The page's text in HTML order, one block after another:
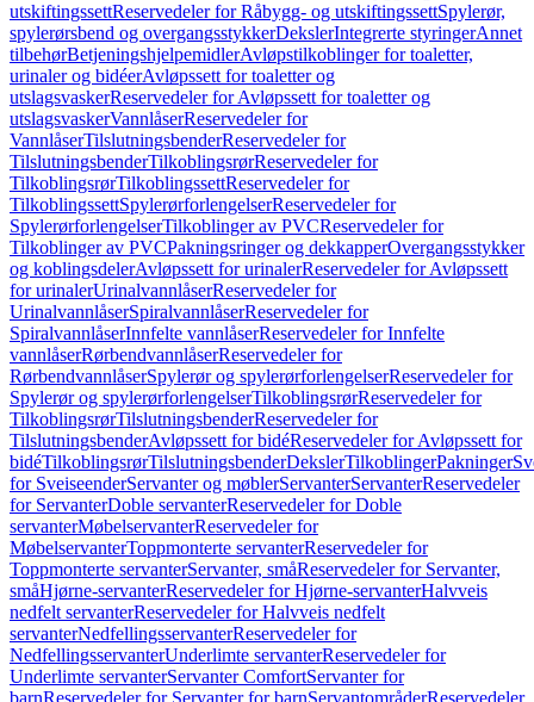
utskiftingssettReservedeler for Råbygg- og utskiftingssettSpylerør,
spylerørsbend og overgangsstykkerDekslerIntegrerte styringerAnnet
tilbehørBetjeningshjelpemidlerAvløpstilkoblinger for toaletter,
urinaler og bidéerAvløpssett for toaletter og
utslagsvaskerReservedeler for Avløpssett for toaletter og
utslagsvaskerVannlåserReservedeler for
VannlåserTilslutningsbenderReservedeler for
TilslutningsbenderTilkoblingsrørReservedeler for
TilkoblingsrørTilkoblingssettReservedeler for
TilkoblingssettSpylerørforlengelserReservedeler for
SpylerørforlengelserTilkoblinger av PVCReservedeler for
Tilkoblinger av PVCPakningsringer og dekkapperOvergangsstykker
og koblingsdelerAvløpssett for urinalerReservedeler for Avløpssett
for urinalerUrinalvannlåserReservedeler for
UrinalvannlåserSpiralvannlåserReservedeler for
SpiralvannlåserInnfelte vannlåserReservedeler for Innfelte
vannlåserRørbendvannlåserReservedeler for
RørbendvannlåserSpylerør og spylerørforlengelserReservedeler for
Spylerør og spylerørforlengelserTilkoblingsrørReservedeler for
TilkoblingsrørTilslutningsbenderReservedeler for
TilslutningsbenderAvløpssett for bidéReservedeler for Avløpssett for
bidéTilkoblingsrørTilslutningsbenderDekslerTilkoblingerPakninger
for SveiseenderServanter og møblerServanterServanterReservedeler
for ServanterDoble servanterReservedeler for Doble
servanterMøbelservanterReservedeler for
MøbelservanterToppmonterte servanterReservedeler for
Toppmonterte servanterServanter, småReservedeler for Servanter,
småHjørne-servanterReservedeler for Hjørne-servanterHalvveis
nedfelt servanterReservedeler for Halvveis nedfelt
servanterNedfellingsservanterReservedeler for
NedfellingsservanterUnderlimte servanterReservedeler for
Underlimte servanterServanter ComfortServanter for
barnReservedeler for Servanter for barnServantområderReservedeler